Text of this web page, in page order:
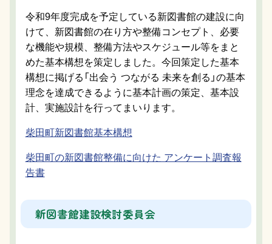
令和9年度完成を予定している新図書館の建設に向
けて、新図書館の在り方や整備コンセプト、必要
な機能や規模、整備方法やスケジュール等をまと
めた基本構想を策定しました。今回策定した基本
構想に掲げる「出会う つながる 未来を創る」の基本
理念を達成できるように基本計画の策定、基本設
計、実施設計を行ってまいります。
柴田町新図書館基本構想
柴田町の新図書館整備に向けた アンケート調査報
告書
新図書館建設検討委員会